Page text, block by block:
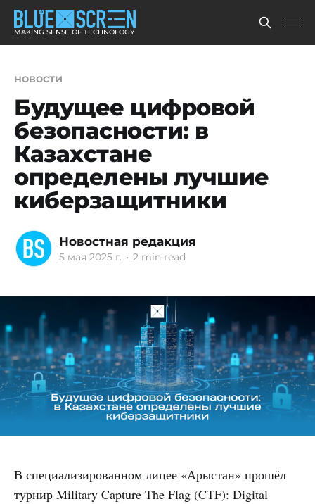
MAKING SENSE OF TECHNOLOGY
новости
Будущее цифровой
безопасности: в
Казахстане
определены лучшие
киберзащитники
Новостная редакция
5 мая 2025 г. • 2 min read
В специализированном лицее «Арыстан» прошёл
турнир Military Capture The Flag (CTF): Digital